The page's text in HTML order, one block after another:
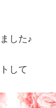
した♪
して